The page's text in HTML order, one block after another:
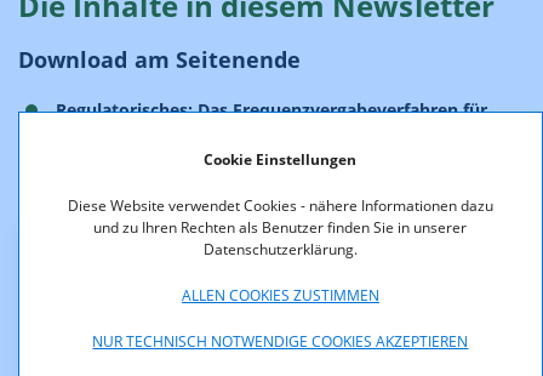
Cookie Einstellungen
Diese Website verwendet Cookies - nähere Informationen dazu
und zu Ihren Rechten als Benutzer finden Sie in unserer
Datenschutzerklärung.
ALLEN COOKIES ZUSTIMMEN
NUR TECHNISCH NOTWENDIGE COOKIES AKZEPTIEREN
Download am Seitenende
Regulatorisches: Das Frequenzvergabeverfahren für